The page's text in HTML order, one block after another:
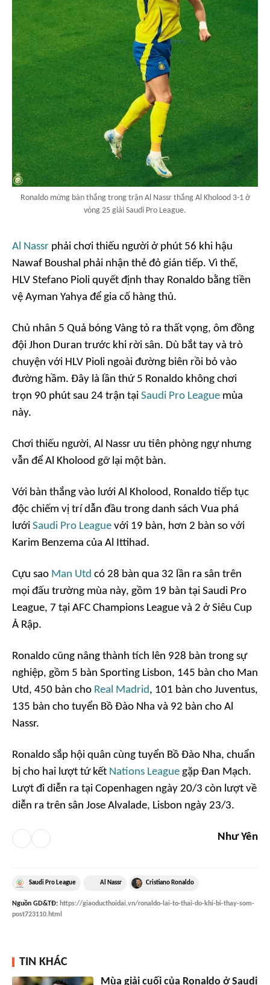
Ronaldo mừng bàn thắng trong trận Al Nassr thắng Al Kholood 3-1 ở
vòng 25 giải Saudi Pro League.
Al Nassr phải chơi thiếu người ở phút 56 khi hậu
Nawaf Boushal phải nhận thẻ đỏ gián tiếp. Vì thế,
HLV Stefano Pioli quyết định thay Ronaldo bằng tiền
vệ Ayman Yahya để gia cố hàng thủ.
Chủ nhân 5 Quả bóng Vàng tỏ ra thất vọng, ôm đồng
đội Jhon Duran trước khi rời sân. Dù bắt tay và trò
chuyện với HLV Pioli ngoài đường biên rồi bỏ vào
đường hầm. Đây là lần thứ 5 Ronaldo không chơi
trọn 90 phút sau 24 trận tại Saudi Pro League mùa
này.
Chơi thiếu người, Al Nassr ưu tiên phòng ngự nhưng
vẫn để Al Kholood gỡ lại một bàn.
Với bàn thắng vào lưới Al Kholood, Ronaldo tiếp tục
độc chiếm vị trí dẫn đầu trong danh sách Vua phá
lưới Saudi Pro League với 19 bàn, hơn 2 bàn so với
Karim Benzema của Al Ittihad.
Cựu sao Man Utd có 28 bàn qua 32 lần ra sân trên
mọi đấu trường mùa này, gồm 19 bàn tại Saudi Pro
League, 7 tại AFC Champions League và 2 ở Siêu Cup
Ả Rập.
Ronaldo cũng nâng thành tích lên 928 bàn trong sự
nghiệp, gồm 5 bàn Sporting Lisbon, 145 bàn cho Man
Utd, 450 bàn cho Real Madrid, 101 bàn cho Juventus,
135 bàn cho tuyển Bồ Đào Nha và 92 bàn cho Al
Nassr.
Ronaldo sắp hội quân cùng tuyển Bồ Đào Nha, chuẩn
bị cho hai lượt tứ kết Nations League gặp Đan Mạch.
Lượt đi diễn ra tại Copenhagen ngày 20/3 còn lượt về
diễn ra trên sân Jose Alvalade, Lisbon ngày 23/3.
Như Yên
Saudi Pro League Al Nassr Cristiano Ronaldo
Nguồn GD&TĐ: https://giaoducthoidai.vn/ronaldo-lai-to-thai-do-khi-bi-thay-som-
post723110.html
TIN KHÁC
Mùa giải cuối của Ronaldo ở Saudi